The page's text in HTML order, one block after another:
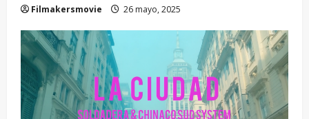
Filmakersmovie 26 mayo, 2025